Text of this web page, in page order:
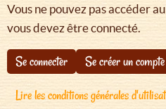
Vous ne pouvez pas accéder
vous devez être connecté.
Se connecter
Se créer un compte
Lire les conditions générales